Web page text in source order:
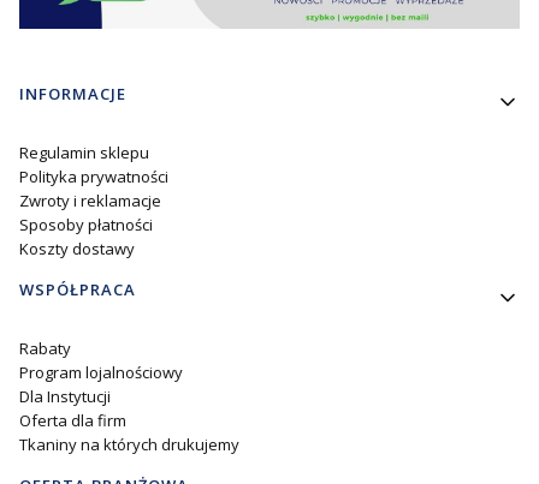
Linki w stopce
INFORMACJE
Regulamin sklepu
Polityka prywatności
Zwroty i reklamacje
Sposoby płatności
Koszty dostawy
WSPÓŁPRACA
Rabaty
Program lojalnościowy
Dla Instytucji
Oferta dla firm
Tkaniny na których drukujemy